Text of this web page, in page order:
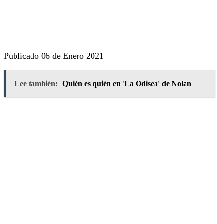
Publicado 06 de Enero 2021
Lee también: Quién es quién en 'La Odisea' de Nolan